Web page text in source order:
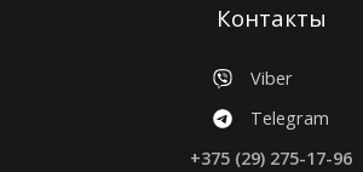
Контакты
Viber
Telegram
+375 (29) 275-17-96